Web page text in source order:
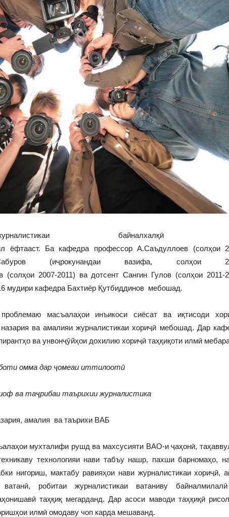
байналхалқӣ
Ба кафедра профессор А.Саъдуллоев (солҳои
(иҷрокунандаи вазифа, солҳои
2007-2011) ва дотсент Сангин Гулов (солҳои 2011-
мудири кафедра Бахтиёр Қутбиддинов мебошад.
масъалаҳои инъикоси сиёсат ва иқтисоди
ва амалияи журналистикаи хориҷӣ мебошад. Дар
ва унвонҷӯйҳои дохилию хориҷӣ таҳқиқоти илмӣ
омма дар ҷомеаи иттилоотӣ
ва таҷрибаи таърихии журналистика
амалия ва таърихи ВАБ
мухталифи рушд ва махсусияти ВАО-и ҷаҳонӣ,
технологияи нави табъу нашр, пахши барномаҳо,
нигориш, мактабу равияҳои нави журналистикаи хориҷӣ,
робитаи журналистикаи ватаниву
таҳқиқ мегарданд. Дар асоси маводи таҳқиқӣ
илмӣ омодаву чоп карда мешаванд.